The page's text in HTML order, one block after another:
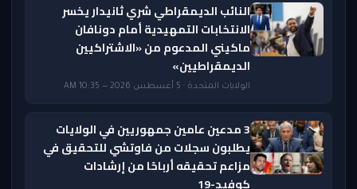
النائب الديمقراطي شري ثانيدار يخسر
الانتخابات التمهيدية أمام دونافان
ماكيني المدعوم من «الاشتراكيين
الديمقراطيين»
الولايات المتحدة · 5 أغسطس 2026 — 10:35 AM
3 مدعين عامين جمهوريين في الولايات
يطلبون سجلات من فاوتشي للتحقيق في
مزاعم تحقيقه أرباحًا من إرشادات
كوفيد-19